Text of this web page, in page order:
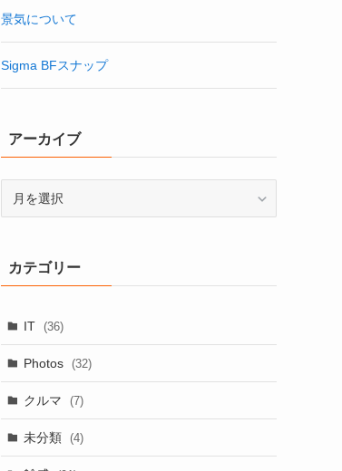
景気について
Sigma BFスナップ
アーカイブ
ブカテゴリー
IT (36)
Photos (32)
クルマ (7)
未分類 (4)